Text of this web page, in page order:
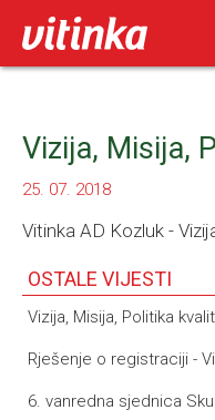
Vizija, Misija,
25. 07. 2018
Vitinka AD Kozluk -
OSTALE VIJESTI
Vizija, Misija, Politika
Rješenje o registraciji -
6. vanredna sjednica